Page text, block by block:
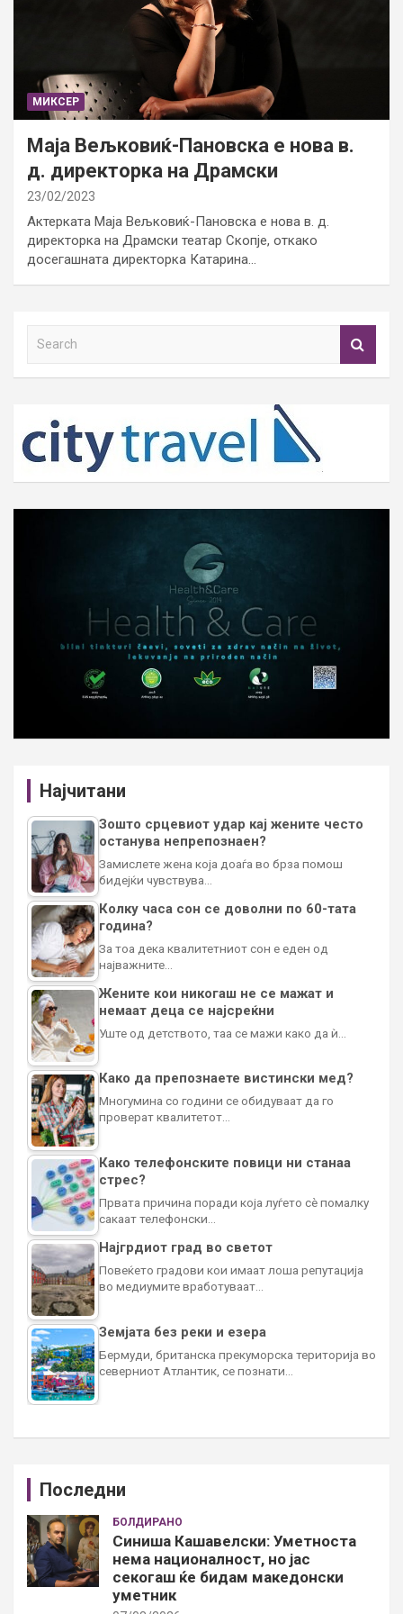
МИКСЕР
Маја Вељковиќ-Пановска е нова в.
д. директорка на Драмски
23/02/2023
Актерката Маја Вељковиќ-Пановска е нова в. д.
директорка на Драмски театар Скопје, откако
досегашната директорка Катарина…
h
Најчитани
Зошто срцевиот удар кај жените често
останува непрепознаен?
Замислете жена која доаѓа во брза помош
бидејќи чувствува…
Колку часа сон се доволни по 60-тата
година?
За тоа дека квалитетниот сон е еден од
најважните…
Жените кои никогаш не се мажат и
немаат деца се најсреќни
Уште од детството, таа се мажи како да ѝ…
Како да препознаете вистински мед?
Многумина со години се обидуваат да го
проверат квалитетот…
Како телефонските повици ни станаа
стрес?
Првата причина поради која луѓето сè помалку
сакаат телефонски…
Најгрдиот град во светот
Повеќето градови кои имаат лоша репутација
во медиумите вработуваат…
Земјата без реки и езера
Бермуди, британска прекуморска територија во
северниот Атлантик, се познати…
Последни
БОЛДИРАНО
Синиша Кашавелски: Уметноста
нема националност, но јас
секогаш ќе бидам македонски
уметник